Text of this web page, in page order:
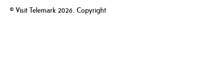
© Visit Telemark 2026. Copyright